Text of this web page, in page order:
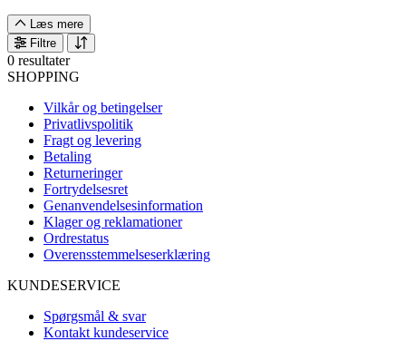
Læs mere
Filtre
0 resultater
SHOPPING
Vilkår og betingelser
Privatlivspolitik
Fragt og levering
Betaling
Returneringer
Fortrydelsesret
Genanvendelsesinformation
Klager og reklamationer
Ordrestatus
Overensstemmelseserklæring
KUNDESERVICE
Spørgsmål & svar
Kontakt kundeservice